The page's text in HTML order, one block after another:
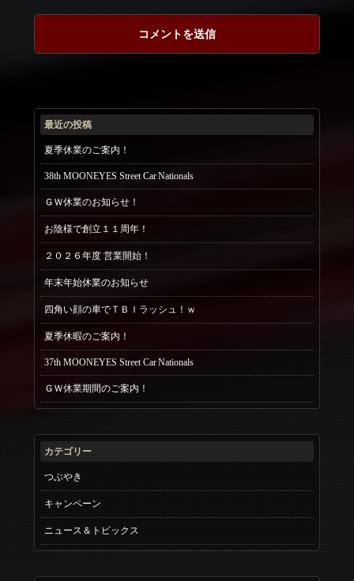
最近の投稿
夏季休業のご案内！
38th MOONEYES Street Car Nationals
ＧＷ休業のお知らせ！
お陰様で創立１１周年！
２０２６年度 営業開始！
年末年始休業のお知らせ
四角い顔の車でＴＢＩラッシュ！ｗ
夏季休暇のご案内！
37th MOONEYES Street Car Nationals
ＧＷ休業期間のご案内！
カテゴリー
つぶやき
キャンペーン
ニュース＆トピックス